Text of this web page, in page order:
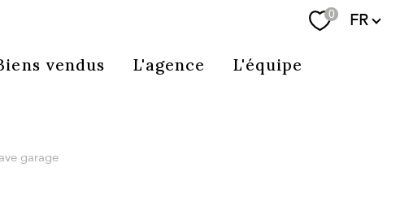
0 Langue
FR
vendus L'agence L'équipe
garage